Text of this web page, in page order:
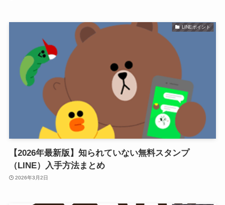
LINEポイント
【2026年最新版】知られていない無料スタンプ
（LINE）入手方法まとめ
2026年3月2日